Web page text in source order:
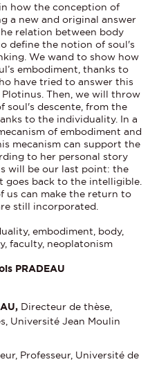
how the conception of
a new and original answer
relation between body
define the notion of soul's
We wand to show how
embodiment, thanks to
have tried to answer this
Then, we will throw
soul's descente, from the
to the individuality. In a
of embodiment and
mecanism can support the
to her personal story
will be our last point: the
back to the intelligible.
us can make the return to
still incorporated.
embodiment, body,
faculty, neoplatonism
PRADEAU
Directeur de thèse,
Université Jean Moulin
Professeur, Université de